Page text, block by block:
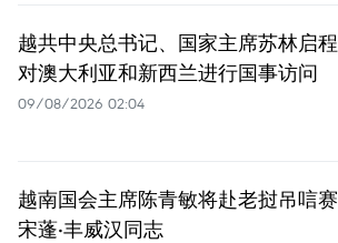
越共中央总书记、国家主席苏林启程
对澳大利亚和新西兰进行国事访问
09/08/2026 02:04
越南国会主席陈青敏将赴老挝吊唁赛
宋蓬·丰威汉同志